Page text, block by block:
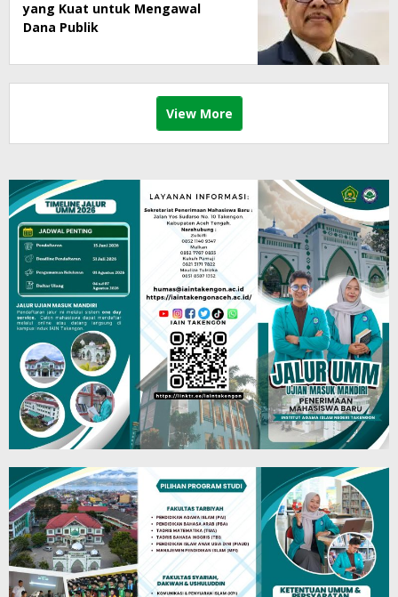
yang Kuat untuk Mengawal
Dana Publik
View More